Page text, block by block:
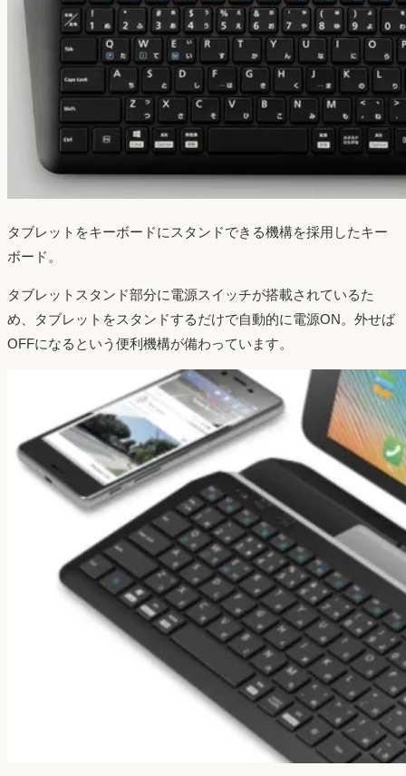
タブレットをキーボードにスタンドできる機構を採用したキー
ボード。
タブレットスタンド部分に電源スイッチが搭載されているた
め、タブレットをスタンドするだけで自動的に電源ON。外せば
OFFになるという便利機構が備わっています。